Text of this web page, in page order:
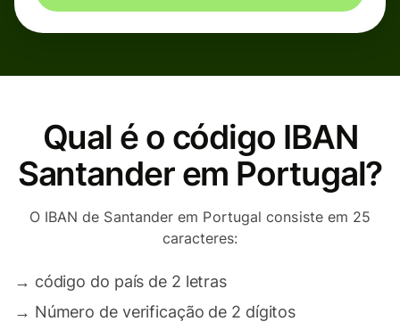
Qual é o código IBAN
Santander em Portugal?
O IBAN de Santander em Portugal consiste em 25
caracteres:
→ código do país de 2 letras
→ Número de verificação de 2 dígitos